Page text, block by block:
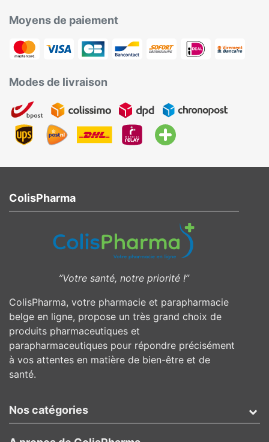
Moyens de paiement
Modes de livraison
ColisPharma
”Votre santé, notre priorité !”
ColisPharma, votre pharmacie et parapharmacie
belge en ligne, propose un très grand choix de
produits pharmaceutiques et
parapharmaceutiques pour répondre précisément
à vos attentes en matière de bien-être et de
santé.
Nos catégories